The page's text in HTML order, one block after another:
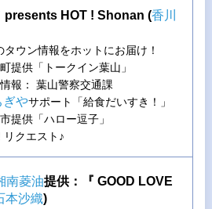
presents HOT ! Shonan (香川
ウン情報をホットにお届け！
提供「トークイン葉山」
報： 葉山警察交通課
ぎやサポート「給食だいすき！」
提供「ハロー逗子」
リクエスト♪
南菱油提供：『 GOOD LOVE
本沙織)